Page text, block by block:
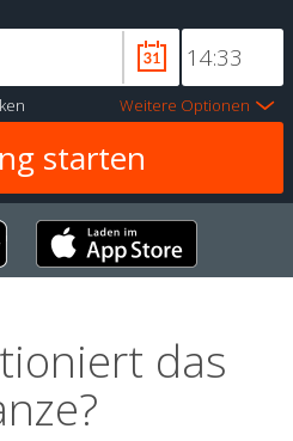
Weitere Optionen
das